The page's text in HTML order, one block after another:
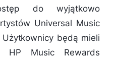
do wyjątkowo
Universal Music
będą mieli
HP Music Rewards